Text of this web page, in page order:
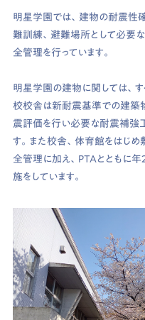
明星学園では、建物の耐震性
難訓練、避難場所として必要
全管理を行っています。
明星学園の建物に関しては、
校校舎は新耐震基準での建築
震評価を行い必要な耐震補強
す。また校舎、体育館をはじ
全管理に加え、PTAとともに
施をしています。